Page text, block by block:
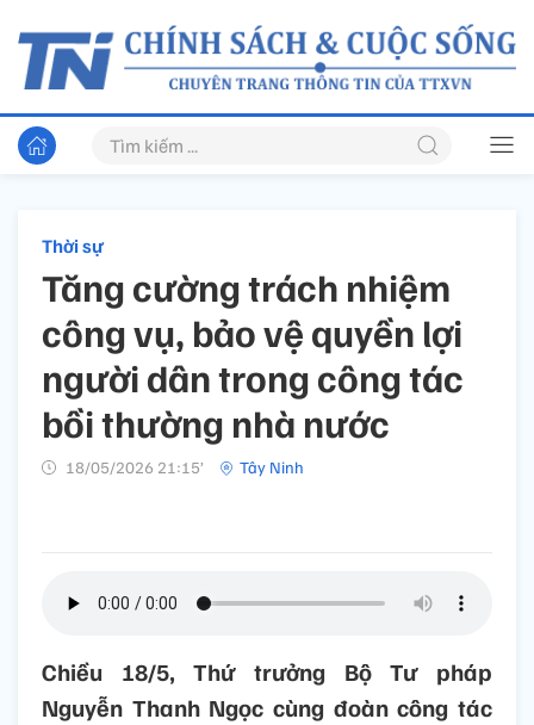
Thời sự
Tăng cường trách nhiệm
công vụ, bảo vệ quyền lợi
người dân trong công tác
bồi thường nhà nước
18/05/2026 21:15’ Tây Ninh
Chiều 18/5, Thứ trưởng Bộ Tư pháp
Nguyễn Thanh Ngọc cùng đoàn công tác